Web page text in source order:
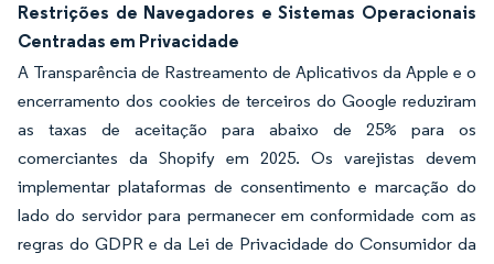
Restrições de Navegadores e Sistemas Operacionais
Centradas em Privacidade
A Transparência de Rastreamento de Aplicativos da Apple e o
encerramento dos cookies de terceiros do Google reduziram
as taxas de aceitação para abaixo de 25% para os
comerciantes da Shopify em 2025. Os varejistas devem
implementar plataformas de consentimento e marcação do
lado do servidor para permanecer em conformidade com as
regras do GDPR e da Lei de Privacidade do Consumidor da